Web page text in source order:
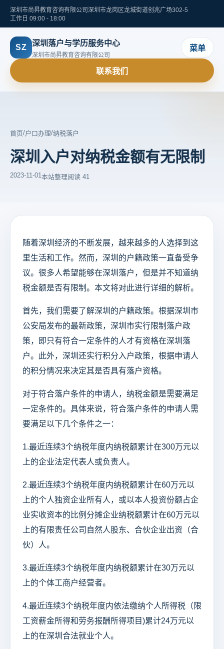
深圳市尚昇教育咨询有限公司 深圳市龙岗区龙城街道创兆广场302-5
工作日 09:00 - 18:00
SZ 深圳落户与学历服务中心
深圳市尚昇教育咨询有限公司
菜单
联系我们
首页/户口办理/纳税落户
深圳入户对纳税金额有无限制
2023-11-01本站整理阅读 41
随着深圳经济的不断发展，越来越多的人选择到这
里生活和工作。然而，深圳的户籍政策一直备受争
议。很多人希望能够在深圳落户，但是并不知道纳
税金额是否有限制。本文将对此进行详细的解析。
首先，我们需要了解深圳的户籍政策。根据深圳市
公安局发布的最新政策，深圳市实行限制落户政
策，即只有符合一定条件的人才有资格在深圳落
户。此外，深圳还实行积分入户政策，根据申请人
的积分情况来决定其是否具有落户资格。
对于符合落户条件的申请人，纳税金额是需要满足
一定条件的。具体来说，符合落户条件的申请人需
要满足以下几个条件之一：
1.最近连续3个纳税年度内纳税额累计在300万元以
上的企业法定代表人或负责人。
2.最近连续3个纳税年度内纳税额累计在60万元以
上的个人独资企业所有人，或以本人投资份额占企
业实收资本的比例分摊企业纳税额累计在60万元以
上的有限责任公司自然人股东、合伙企业出资（合
伙）人。
3.最近连续3个纳税年度内纳税额累计在30万元以
上的个体工商户经营者。
4.最近连续3个纳税年度内依法缴纳个人所得税（限
工资薪金所得和劳务报酬所得项目)累计24万元以
上的在深圳合法就业个人。